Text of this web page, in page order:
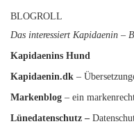
BLOGROLL
Das interessiert Kapidaenin –
Kapidaenins Hund
Kapidaenin.dk –
Markenblog – ein
Lünedatenschutz –